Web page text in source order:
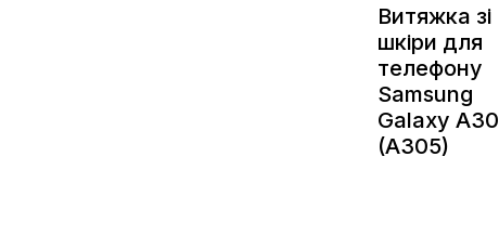
Витяжка зі
шкіри для
телефону
Samsung
Galaxy A30
(A305)